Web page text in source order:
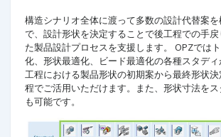
構造シナリオ全体に渡って多数の設計代替案
で、設計形状を決定することで後工程での手
た製品設計プロセスを支援します。 OPZでは
化、形状最適化、ビード最適化の各種スタデ
工程における製品形状の初期案から最終形状
程でご活用いただけます。また、形状寸法を
も可能です。